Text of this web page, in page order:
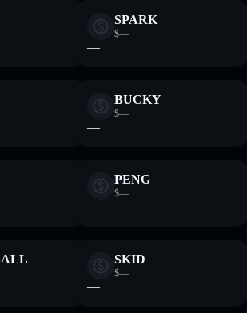
SPARK
$—
—
BUCKY
$—
—
PENG
$—
—
SKID
$—
—